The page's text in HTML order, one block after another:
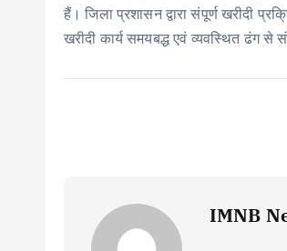
हैं। जिला प्रशासन द्वारा संपूर्ण खरीदी
खरीदी कार्य समयबद्ध एवं व्यवस्थित ढंग से
IMNB